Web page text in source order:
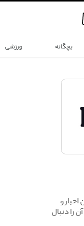
بچگانه ورزشی
و
را دنبال